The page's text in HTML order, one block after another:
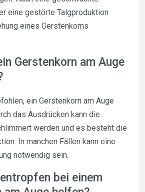
eine gestörte Talgproduktion
eines Gerstenkorns
Gerstenkorn am Auge
ein Gerstenkorn am Auge
das Ausdrücken kann die
werden und es besteht die
In manchen Fällen kann eine
notwendig sein.
bei einem